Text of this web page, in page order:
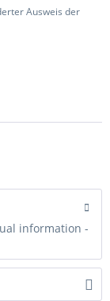
Ausweis der
information -